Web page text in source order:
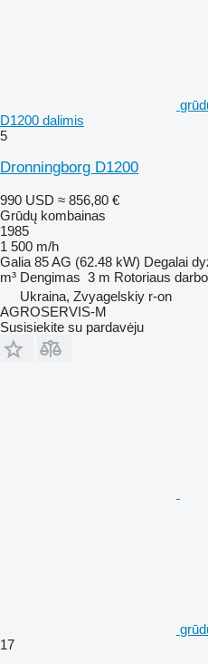
D1200 dalimis
5
Dronningborg D1200
990 USD ≈ 856,80 €
Grūdų kombainas
1985
1 500 m/h
Galia 85 AG (62.48 kW) Degalai
m³ Dengimas 3 m Rotoriaus
Ukraina, Zvyagelskiy r-on
AGROSERVIS-M
Susisiekite su pardavėju
17